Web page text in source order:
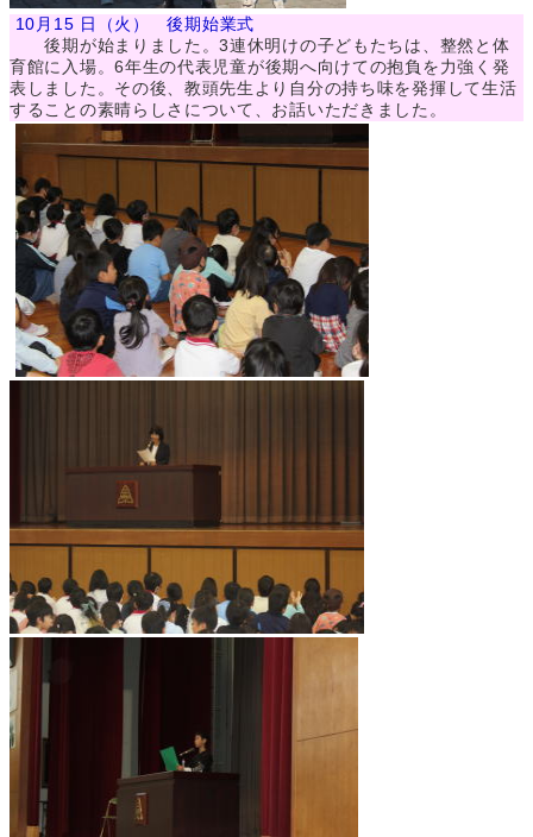
10月15 日（火） 後期始業式
後期が始まりました。3連休明けの子どもたちは、整然と体
育館に入場。6年生の代表児童が後期へ向けての抱負を力強く発
表しました。その後、教頭先生より自分の持ち味を発揮して生活
することの素晴らしさについて、お話いただきました。